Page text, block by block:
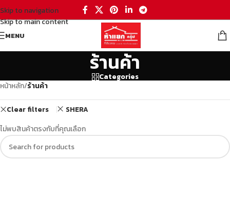
Skip to navigation
Skip to main content
MENU
ร้านค้า
Categories
หน้าหลัก/ร้านค้า
Clear filters SHERA
ไม่พบสินค้าตรงกับที่คุณเลือก